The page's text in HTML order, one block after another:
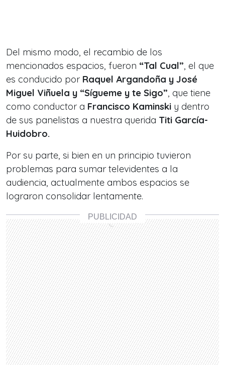
Del mismo modo, el recambio de los
mencionados espacios, fueron “Tal Cual”, el que
es conducido por Raquel Argandoña y José
Miguel Viñuela y “Sígueme y te Sigo”, que tiene
como conductor a Francisco Kaminski y dentro
de sus panelistas a nuestra querida Titi García-
Huidobro.
Por su parte, si bien en un principio tuvieron
problemas para sumar televidentes a la
audiencia, actualmente ambos espacios se
lograron consolidar lentamente.